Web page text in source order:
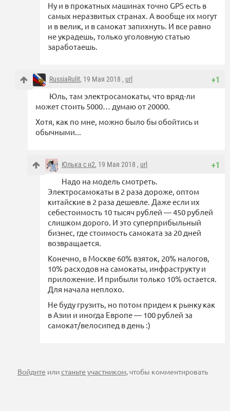
Ну и в прокатных машинах точно GPS есть в
самых неразвитых странах. А вообще их могут
и в велик, и в самокат запихнуть. И все равно
не украдешь, только уголовную статью
заработаешь.
+1
RussiaRulit, 19 Мая 2018 , url
Юль, там электросамокаты, что вряд-ли
может стоить 5000… думаю от 20000.
Хотя, как по мне, можно было бы обойтись и
обычными...
+1
Юлька с н2, 19 Мая 2018 , url
Надо на модель смотреть.
Электросамокаты в 2 раза дороже, оптом
китайские в 2 раза дешевле. Даже если их
себестоимость 10 тысяч рублей — 450 рублей
слишком дорого. И это суперприбыльный
бизнес, где стоимость самоката за 20 дней
возвращается.
Конечно, в Москве 60% взяток, 20% налогов,
10% расходов на самокаты, инфраструкту и
приложение. И прибыли только 10% остается.
Для начала неплохо.
Не буду грузить, но потом придем к рынку как
в Азии и иногда Европе — 100 рублей за
самокат/велосипед в день :)
Войдите илистаньте участником, чтобы комментировать